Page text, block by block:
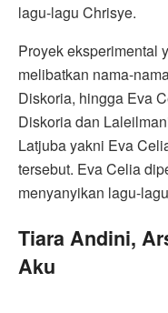
lagu-lagu Chrisye.
Proyek eksperimental
melibatkan nama-
Diskoria, hingga Eva
Diskoria dan
Latjuba yakni Eva
tersebut. Eva Celia
menyanyikan lagu-
Tiara Andini,
Aku